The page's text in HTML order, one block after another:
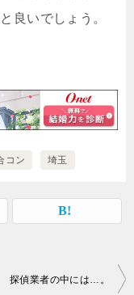
良いでしょう。
コン 埼玉
探偵業者の中には…。